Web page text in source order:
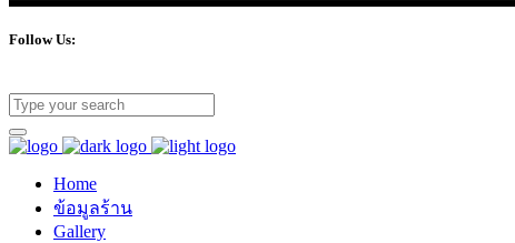
Follow Us:
Home
ข้อมูลร้าน
Gallery